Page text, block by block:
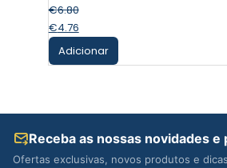
€6.80
€4.76
Adicionar
Receba as nossas novidades
Ofertas exclusivas, novos produtos e